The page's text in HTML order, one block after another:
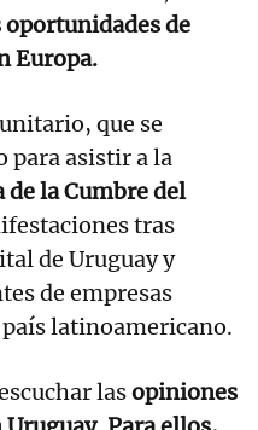
de
Europa.
que se
para asistir a la
la Cumbre del
tras
de Uruguay y
de empresas
latinoamericano.
lasopiniones